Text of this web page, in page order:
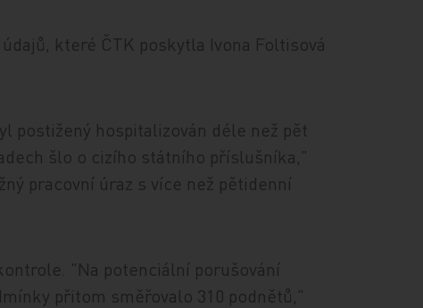
které ČTK poskytla Ivona Foltisová
postižený hospitalizován déle než pět
šlo o cizího státního příslušníka,"
pracovní úraz s více než pětidenní
"Na potenciální porušování
přitom směřovalo 310 podnětů,"